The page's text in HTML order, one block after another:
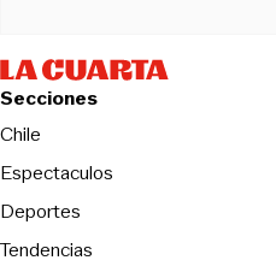
Secciones
Chile
Espectaculos
Deportes
Tendencias